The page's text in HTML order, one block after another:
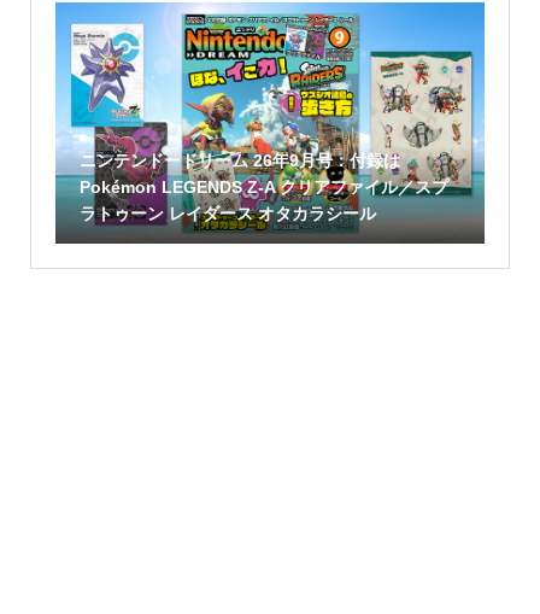
ニンテンドードリーム 26年9月号：付録は
Pokémon LEGENDS Z-A クリアファイル／スプ
ラトゥーン レイダース オタカラシール